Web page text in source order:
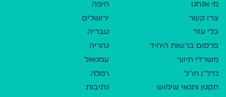
מי אנחנו
צרו קשר
כלי עזר
פרסום ברשות היחיד
משרדי תיווך
נדל"ן חו"ל
תקנון ותנאי שימוש
חיפה
ירושלים
טבריה
נהריה
עמנואל
רמלה
נתיבות